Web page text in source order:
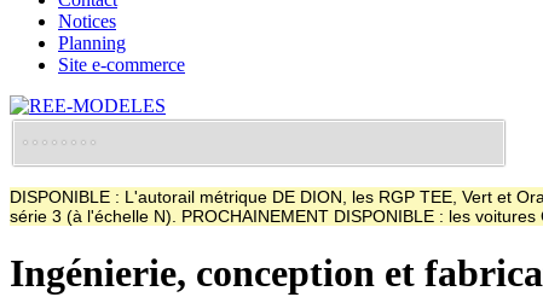
Notices
Planning
Site e-commerce
DISPONIBLE : L'autorail métrique DE DION, les RGP TEE, Vert et
série 3 (à l'échelle N). PROCHAINEMENT DISPONIBLE : les
Ingénierie, conception et